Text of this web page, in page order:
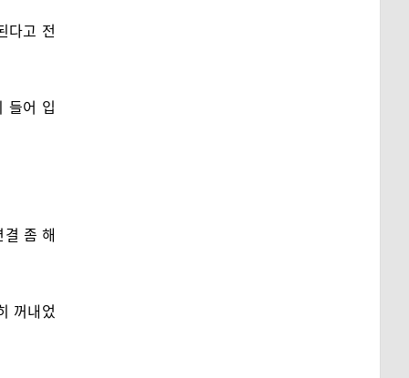
다고 전
들어 입
좀 해
꺼내었